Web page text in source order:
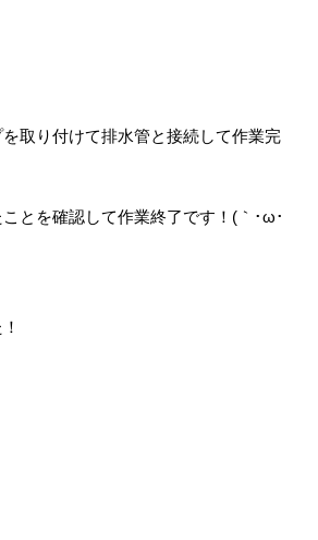
取り付けて排水管と接続して作業完
とを確認して作業終了です！(｀･ω･